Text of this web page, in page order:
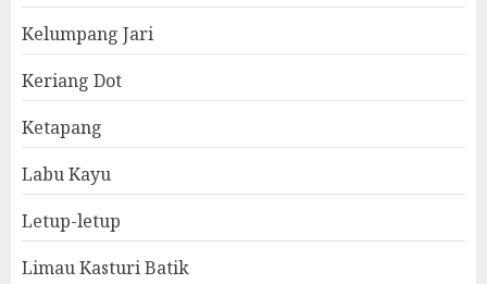
Kelumpang Jari
Keriang Dot
Ketapang
Labu Kayu
Letup-letup
Limau Kasturi Batik